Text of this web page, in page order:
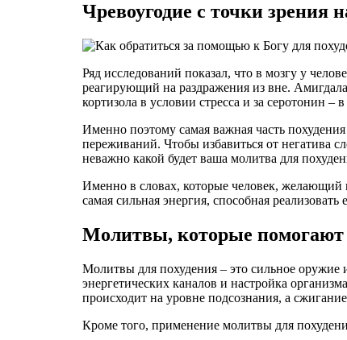
Чревоугодие с точки зрения
Ряд исследований показал, что в мозгу у
реагирующий на раздражения из вне. Амигдала
кортизола в условии стресса и за серотонин –
Именно поэтому самая важная часть
переживаний. Чтобы избавиться от негатива
неважно какой будет ваша молитва для
Именно в словах, которые человек, желающий
самая сильная энергия, способная реализовать
Молитвы, которые помогают
Молитвы для похудения – это сильное
энергетических каналов и настройка
происходит на уровне подсознания, а
Кроме того, применение молитвы для